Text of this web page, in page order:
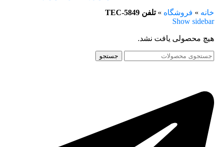
خانه » فروشگاه »تلفن TEC-5849
Show sidebar
هیچ محصولی یافت نشد.
جستجو